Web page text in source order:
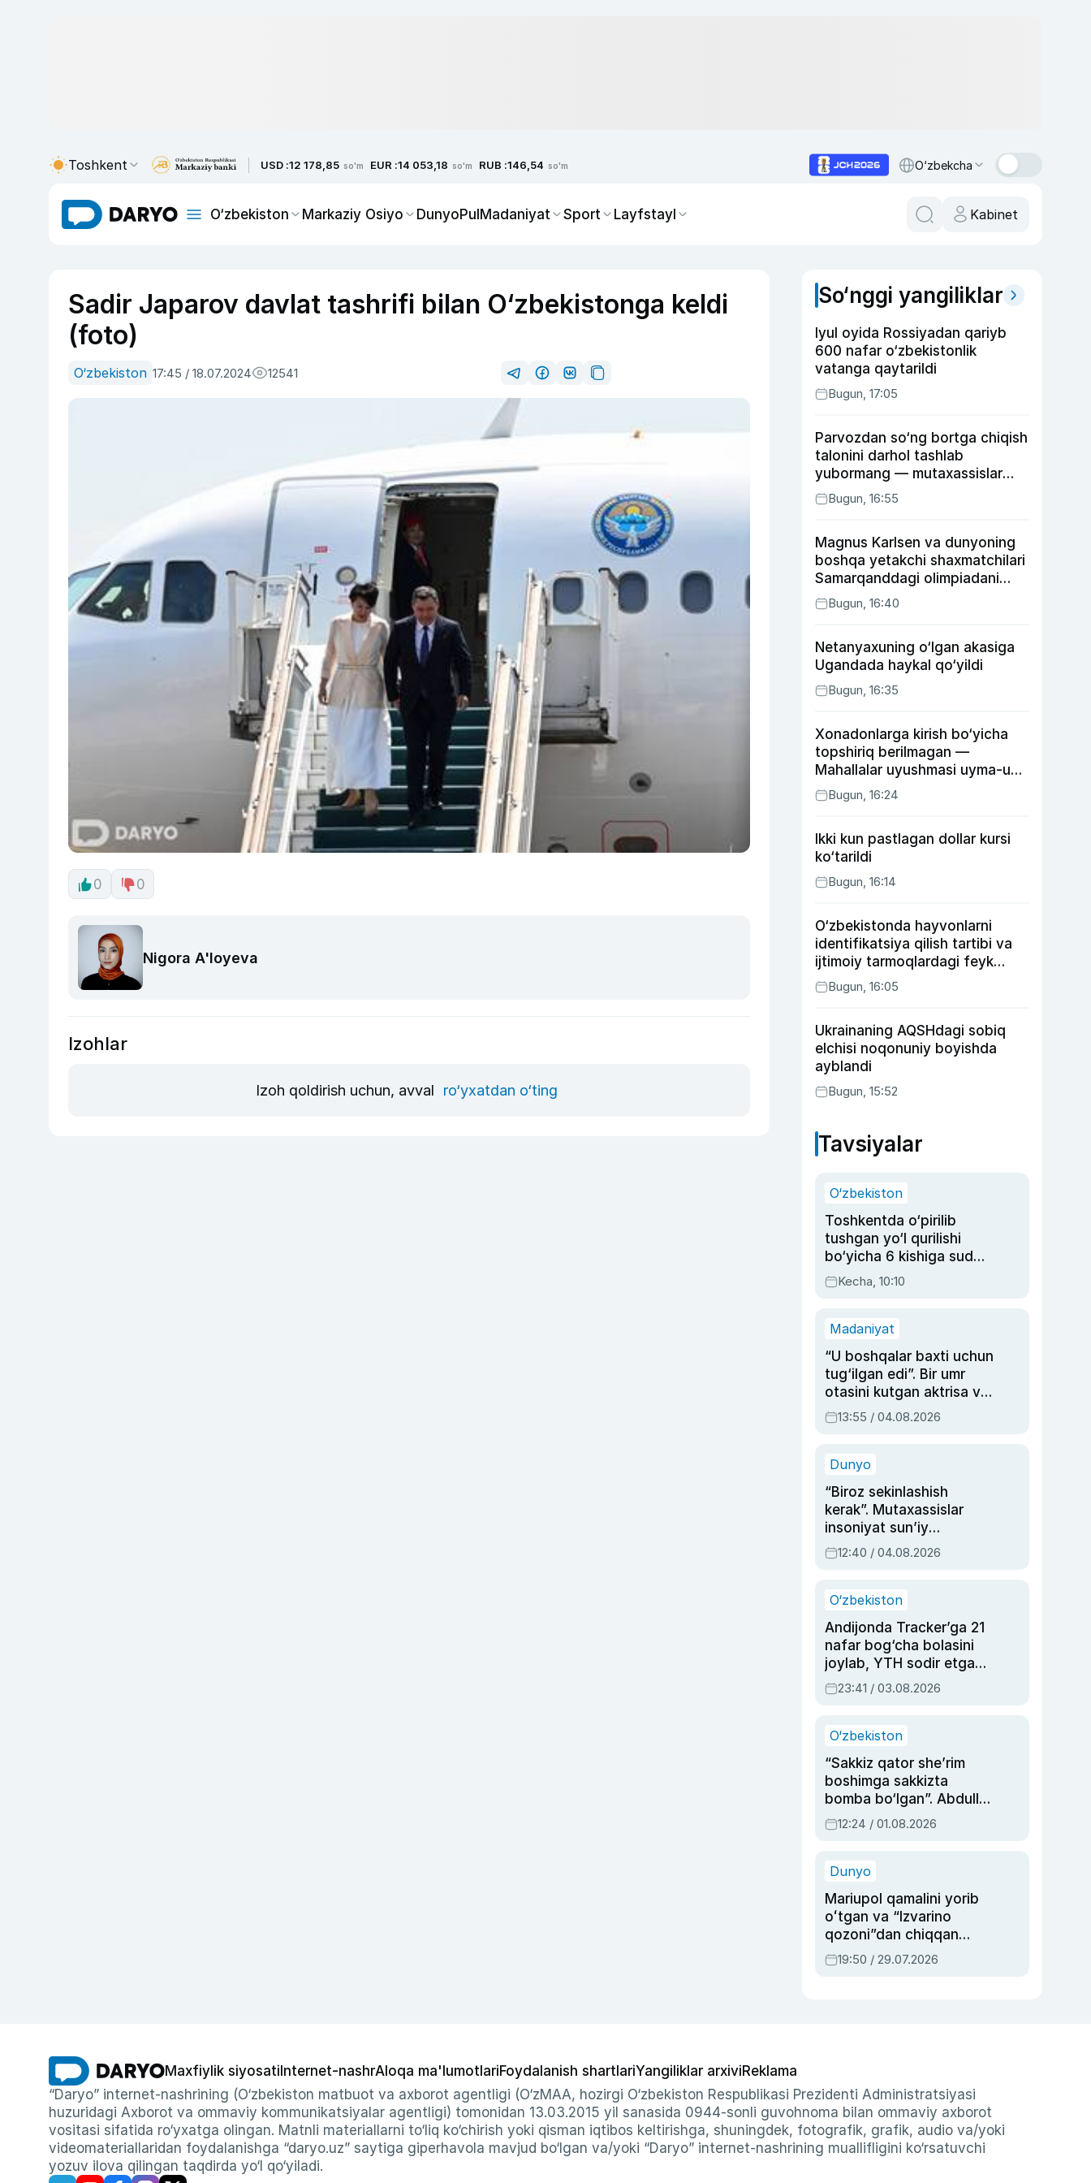
Toshkent USD :12 178,85 so'm EUR :14 053,18 so'm RUB :146,54 so'm O‘zbekcha
O‘zbekiston Markaziy Osiyo DunyoPulMadaniyat Sport Layfstayl Kabinet
Sadir Japarov davlat tashrifi bilan O‘zbekistonga keldi
(foto)
O‘zbekiston 17:45 / 18.07.2024 12541
0 0
Nigora A'loyeva
Izohlar
Izoh qoldirish uchun, avval ro‘yxatdan o‘ting
So‘nggi yangiliklar
Iyul oyida Rossiyadan qariyb
600 nafar o‘zbekistonlik
vatanga qaytarildi
Bugun, 17:05
Parvozdan so‘ng bortga chiqish
talonini darhol tashlab
yubormang — mutaxassislar
buning sababini tushuntirdi
Bugun, 16:55
Magnus Karlsen va dunyoning
boshqa yetakchi shaxmatchilari
Samarqanddagi olimpiadani
o‘tkazib yuboradi
Bugun, 16:40
Netanyaxuning o‘lgan akasiga
Ugandada haykal qo‘yildi
Bugun, 16:35
Xonadonlarga kirish bo‘yicha
topshiriq berilmagan —
Mahallalar uyushmasi uyma-uy
yurgan mas’ullar haqida
Bugun, 16:24
Ikki kun pastlagan dollar kursi
ko‘tarildi
Bugun, 16:14
O‘zbekistonda hayvonlarni
identifikatsiya qilish tartibi va
ijtimoiy tarmoqlardagi feyk
xabarlarga izoh berildi
Bugun, 16:05
Ukrainaning AQSHdagi sobiq
elchisi noqonuniy boyishda
ayblandi
Bugun, 15:52
Tavsiyalar
O‘zbekiston
Toshkentda o‘pirilib
tushgan yo‘l qurilishi
bo‘yicha 6 kishiga sud
hukmi o‘qildi
Kecha, 10:10
Madaniyat
“U boshqalar baxti uchun
tug‘ilgan edi”. Bir umr
otasini kutgan aktrisa va
dublyaj ustasi Rimma
Ahmedovaning
13:55 / 04.08.2026
Dunyo
“Biroz sekinlashish
kerak”. Mutaxassislar
insoniyat sun’iy
intellektni boshqara
olmay qolishidan xavotir
12:40 / 04.08.2026
O‘zbekiston
Andijonda Tracker’ga 21
nafar bog‘cha bolasini
joylab, YTH sodir etgan
ayolga sud hukmi o‘qildi
23:41 / 03.08.2026
O‘zbekiston
“Sakkiz qator she’rim
boshimga sakkizta
bomba bo‘lgan”. Abdulla
Oripovni siyosiy
ayblovlardan asrab
12:24 / 01.08.2026
Dunyo
Mariupol qamalini yorib
oʻtgan va “Izvarino
qozoni”dan chiqqan
qahramon — Ukraina
armiyasi bosh
19:50 / 29.07.2026
Maxfiylik siyosati Internet-nashrAloqa ma'lumotlariFoydalanish shartlariYangiliklar arxiviReklama
“Daryo” internet-nashrining (O‘zbekiston matbuot va axborot agentligi (O‘zMAA, hozirgi O‘zbekiston Respublikasi Prezidenti Administratsiyasi
huzuridagi Axborot va ommaviy kommunikatsiyalar agentligi) tomonidan 13.03.2015 yil sanasida 0944-sonli guvohnoma bilan ommaviy axborot
vositasi sifatida ro‘yxatga olingan. Matnli materiallarni to‘liq ko‘chirish yoki qisman iqtibos keltirishga, shuningdek, fotografik, grafik, audio va/yoki
videomateriallaridan foydalanishga “daryo.uz” saytiga giperhavola mavjud bo‘lgan va/yoki “Daryo” internet-nashrining muallifligini ko‘rsatuvchi
yozuv ilova qilingan taqdirda yo‘l qo‘yiladi.